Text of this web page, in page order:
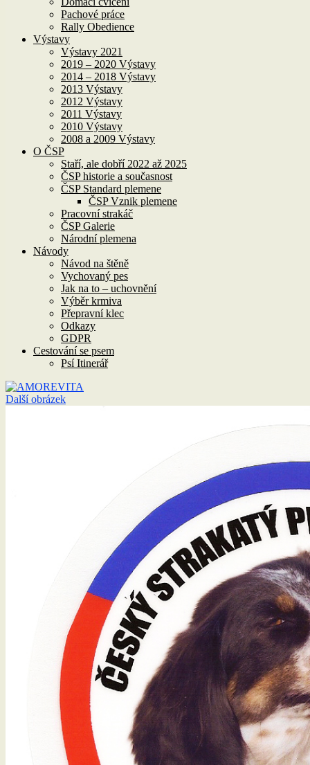
Pachové práce
Rally Obedience
Výstavy
Výstavy 2021
2019 – 2020 Výstavy
2014 – 2018 Výstavy
2013 Výstavy
2012 Výstavy
2011 Výstavy
2010 Výstavy
2008 a 2009 Výstavy
O ČSP
Staří, ale dobří 2022 až 2025
ČSP historie a současnost
ČSP Standard plemene
ČSP Vznik plemene
Pracovní strakáč
ČSP Galerie
Národní plemena
Návody
Návod na štěně
Vychovaný pes
Jak na to – uchovnění
Výběr krmiva
Přepravní klec
Odkazy
GDPR
Cestování se psem
Psí Itinerář
Další obrázek